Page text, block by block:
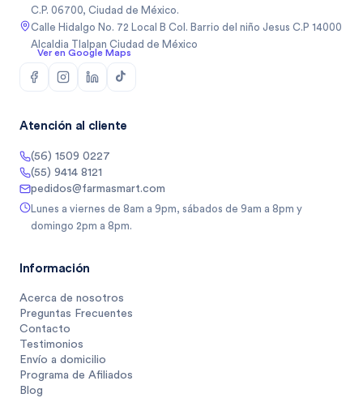
C.P. 06700, Ciudad de México.
Calle Hidalgo No. 72 Local B Col. Barrio del niño Jesus C.P 14000
Alcaldia Tlalpan Ciudad de México
Ver en Google Maps
Atención al cliente
(56) 1509 0227
(55) 9414 8121
pedidos@farmasmart.com
Lunes a viernes de 8am a 9pm, sábados de 9am a 8pm y
domingo 2pm a 8pm.
Información
Acerca de nosotros
Preguntas Frecuentes
Contacto
Testimonios
Envío a domicilio
Programa de Afiliados
Blog